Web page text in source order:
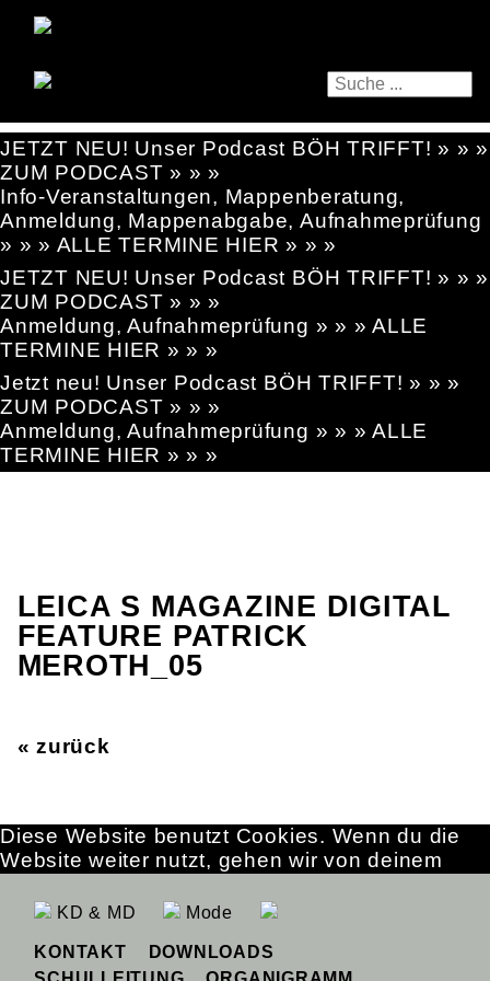
JETZT NEU! Unser Podcast BÖH TRIFFT! » » »
ZUM PODCAST » » »
Info-Veranstaltungen, Mappenberatung,
Anmeldung, Mappenabgabe, Aufnahmeprüfung
» » » ALLE TERMINE HIER » » »
JETZT NEU! Unser Podcast BÖH TRIFFT! » » »
ZUM PODCAST » » »
Anmeldung, Aufnahmeprüfung » » » ALLE
TERMINE HIER » » »
Jetzt neu! Unser Podcast BÖH TRIFFT! » » »
ZUM PODCAST » » »
Anmeldung, Aufnahmeprüfung » » » ALLE
TERMINE HIER » » »
LEICA S MAGAZINE DIGITAL
FEATURE PATRICK
MEROTH_05
« zurück
KD & MD Mode
KONTAKT
DOWNLOADS
Diese Website benutzt Cookies. Wenn du die
Website weiter nutzt, gehen wir von deinem